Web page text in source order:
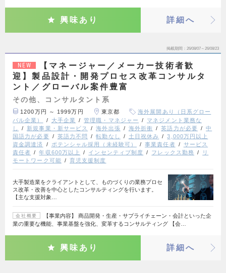
興味あり 詳細へ
掲載期間 26/08/07～26/08/23
NEW
【マネージャー／メーカー技術者歓
迎】製品設計・開発プロセス改革コンサルタ
ント／グローバル案件豊富
その他、コンサルタント系
1200万円 ～ 1999万円 東京都
海外展開あり（日系グロー
バル企業）
大手企業 管理職・マネジャー
マネジメント業務な
し
新規事業・新サービス 海外出張 海外折衝 英語力が必要
中
国語力が必要
英語力不問 転勤なし 土日祝休み
3,000万円以上
資金調達済
ポテンシャル採用（未経験可） 事業責任者
サービス
責任者
年収600万以上 インセンティブ制度 フレックス勤務
リ
モートワーク可能
育児支援制度
大手製造業をクライアントとして、ものづくりの業務プロセ
ス改革・改善を中心としたコンサルティングを行います。
【主な支援対象…
会社概要
【事業内容】 商品開発・生産・サプライチェーン・会計といった企
業の重要な機能、事業基盤を強化、変革するコンサルティング 【会…
興味あり 詳細へ